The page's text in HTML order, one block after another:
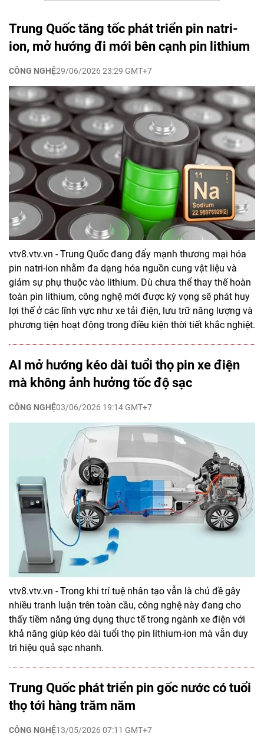
Trung Quốc tăng tốc phát triển pin natri-
ion, mở hướng đi mới bên cạnh pin lithium
CÔNG NGHỆ29/06/2026 23:29 GMT+7
vtv8.vtv.vn - Trung Quốc đang đẩy mạnh thương mại hóa
pin natri-ion nhằm đa dạng hóa nguồn cung vật liệu và
giảm sự phụ thuộc vào lithium. Dù chưa thể thay thế hoàn
toàn pin lithium, công nghệ mới được kỳ vọng sẽ phát huy
lợi thế ở các lĩnh vực như xe tải điện, lưu trữ năng lượng và
phương tiện hoạt động trong điều kiện thời tiết khắc nghiệt.
AI mở hướng kéo dài tuổi thọ pin xe điện
mà không ảnh hưởng tốc độ sạc
CÔNG NGHỆ03/06/2026 19:14 GMT+7
vtv8.vtv.vn - Trong khi trí tuệ nhân tạo vẫn là chủ đề gây
nhiều tranh luận trên toàn cầu, công nghệ này đang cho
thấy tiềm năng ứng dụng thực tế trong ngành xe điện với
khả năng giúp kéo dài tuổi thọ pin lithium-ion mà vẫn duy
trì hiệu quả sạc nhanh.
Trung Quốc phát triển pin gốc nước có tuổi
thọ tới hàng trăm năm
CÔNG NGHỆ13/05/2026 07:11 GMT+7